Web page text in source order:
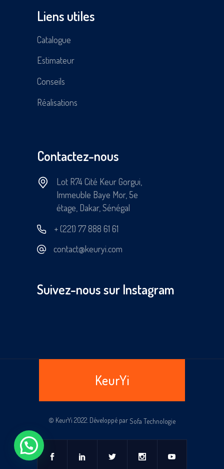
Liens utiles
Catalogue
Estimateur
Conseils
Réalisations
Contactez-nous
Lot R74 Cité Keur Gorgui,
Immeuble Baye Mor, 5e
étage, Dakar, Sénégal
+ (221) 77 888 61 61
contact@keuryi.com
Suivez-nous sur Instagram
KeurYi
© KeurYi 2022. Développé par Sofa Technologie